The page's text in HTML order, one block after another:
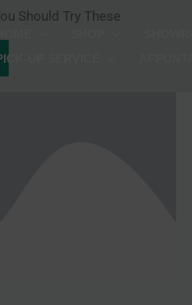
UP SERVICE
Should Try These